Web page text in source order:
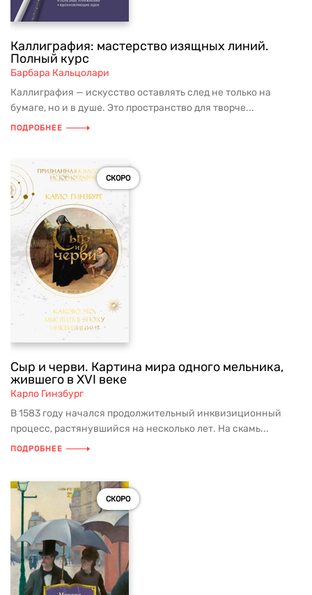
Каллиграфия: мастерство изящных линий.
Полный курс
Барбара Кальцолари
Каллиграфия — искусство оставлять след не только на
бумаге, но и в душе. Это пространство для творче...
ПОДРОБНЕЕ
СКОРО
Сыр и черви. Картина мира одного мельника,
жившего в XVI веке
Карло Гинзбург
В 1583 году начался продолжительный инквизиционный
процесс, растянувшийся на несколько лет. На скамь...
ПОДРОБНЕЕ
СКОРО